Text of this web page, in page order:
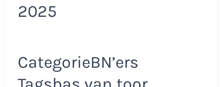
2025
CategorieBN’ers